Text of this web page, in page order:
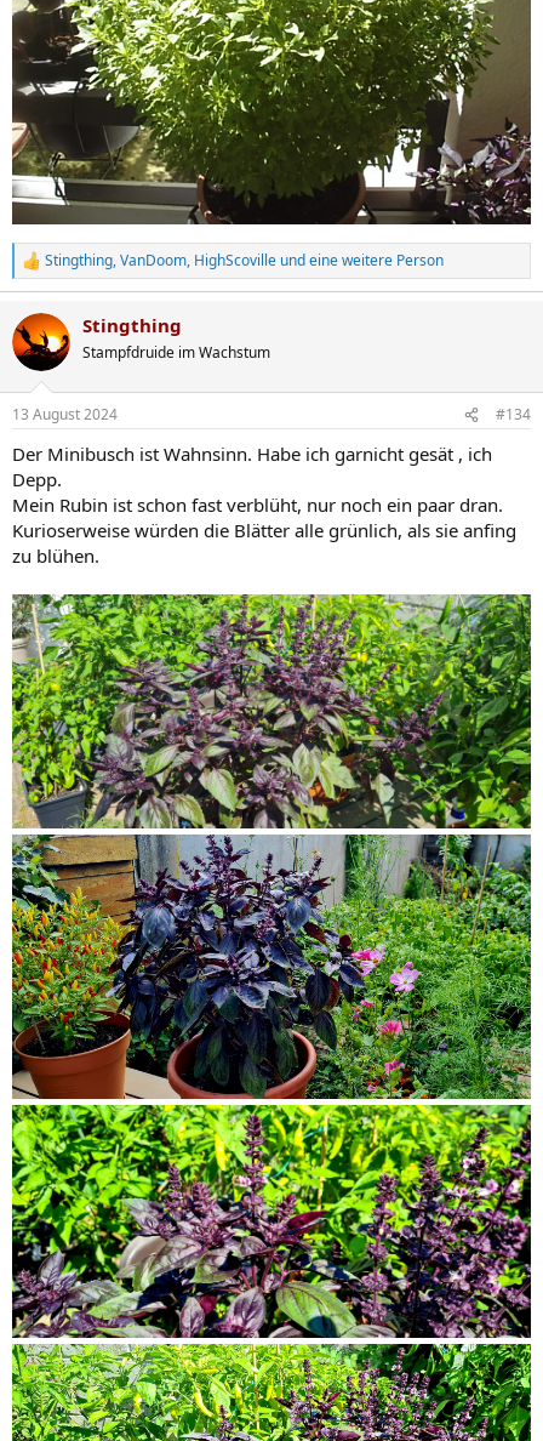
R
e
k
t
i
e
:
Stingthing,VanDoom, HighScoville und eine weitere Person
Stingthing
Stampfdruide im Wachstum
13 August 2024 #134
Der Minibusch ist Wahnsinn. Habe ich garnicht gesät , ich
Depp.
Mein Rubin ist schon fast verblüht, nur noch ein paar dran.
Kurioserweise würden die Blätter alle grünlich, als sie anfing
zu blühen.